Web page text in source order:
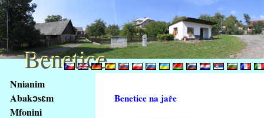
obsah
stránky
Klávesové
Nnianim
Abakɔsɛm
Mfonini
Benetice na jaře
Benetice
Benetice